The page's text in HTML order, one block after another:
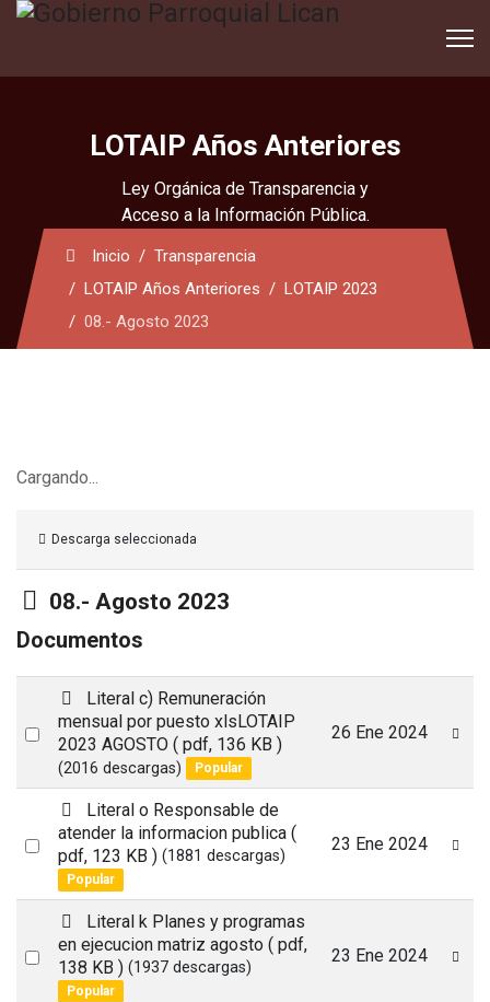
LOTAIP Años Anteriores
Ley Orgánica de Transparencia y
Acceso a la Información Pública.
Inicio
Transparencia
LOTAIP Años Anteriores
LOTAIP 2023
08.- Agosto 2023
Cargando...
Descarga seleccionada
Carpeta
08.- Agosto 2023
Documentos
Select
item
p
d
f
Literal c) Remuneración
mensual por puesto xlsLOTAIP
2023 AGOSTO ( pdf, 136 KB )
(2016 descargas) Popular
26 Ene 2024
Select
item
p
d
f
Literal o Responsable de
atender la informacion publica (
pdf, 123 KB ) (1881 descargas)
Popular
23 Ene 2024
Select
p
d
f
Literal k Planes y programas
en ejecucion matriz agosto ( pdf,
138 KB ) (1937 descargas)
Popular
23 Ene 2024